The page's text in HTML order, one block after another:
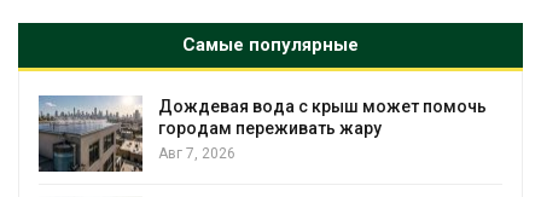
Самые популярные
Дождевая вода с крыш может помочь
городам переживать жару
Авг 7, 2026